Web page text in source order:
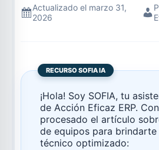
Actualizado el marzo 31,
2026
RECURSO SOFIA IA
¡Hola! Soy SOFIA, tu
de Acción Eficaz ERP.
procesado el artículo
de equipos para brindarte
técnico optimizado: